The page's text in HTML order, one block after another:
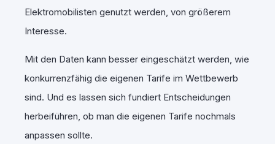
Elektromobilisten genutzt werden, von größerem
Interesse.
Mit den Daten kann besser eingeschätzt werden, wie
konkurrenzfähig die eigenen Tarife im Wettbewerb
sind. Und es lassen sich fundiert Entscheidungen
herbeiführen, ob man die eigenen Tarife nochmals
anpassen sollte.